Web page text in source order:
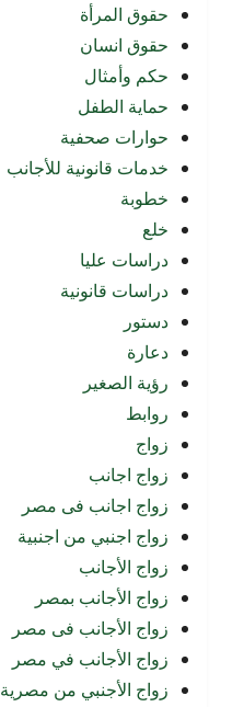
حقوق المرأة
حقوق انسان
حكم وأمثال
حماية الطفل
حوارات صحفية
خدمات قانونية للأجانب
خطوبة
خلع
دراسات عليا
دراسات قانونية
دستور
دعارة
رؤية الصغير
روابط
زواج
زواج اجانب
زواج اجانب فى مصر
زواج اجنبي من اجنبية
زواج الأجانب
زواج الأجانب بمصر
زواج الأجانب فى مصر
زواج الأجانب في مصر
زواج الأجنبي من مصرية